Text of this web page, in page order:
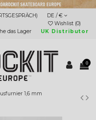
DE / €
Wishlist (0)
das Lager UK Distributor
0
1,6 mm